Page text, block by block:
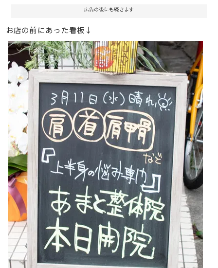
広告の後にも続きます
お店の前にあった看板↓